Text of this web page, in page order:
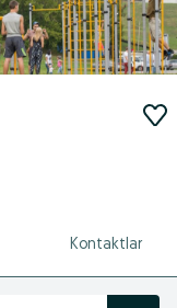
Kontaktlar